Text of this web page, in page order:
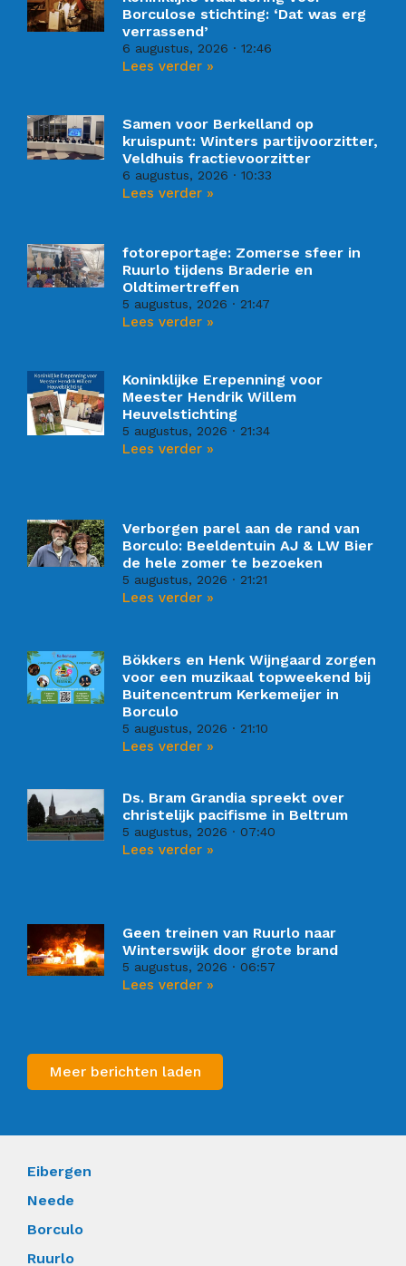
Borculose stichting: ‘Dat was erg
verrassend’
6 augustus, 2026 12:46
Lees verder »
Samen voor Berkelland op
kruispunt: Winters partijvoorzitter,
Veldhuis fractievoorzitter
6 augustus, 2026 10:33
Lees verder »
fotoreportage: Zomerse sfeer in
Ruurlo tijdens Braderie en
Oldtimertreffen
5 augustus, 2026 21:47
Lees verder »
Koninklijke Erepenning voor
Meester Hendrik Willem
Heuvelstichting
5 augustus, 2026 21:34
Lees verder »
Verborgen parel aan de rand van
Borculo: Beeldentuin AJ & LW Bier
de hele zomer te bezoeken
5 augustus, 2026 21:21
Lees verder »
Bökkers en Henk Wijngaard zorgen
voor een muzikaal topweekend bij
Buitencentrum Kerkemeijer in
Borculo
5 augustus, 2026 21:10
Lees verder »
Ds. Bram Grandia spreekt over
christelijk pacifisme in Beltrum
5 augustus, 2026 07:40
Lees verder »
Geen treinen van Ruurlo naar
Winterswijk door grote brand
5 augustus, 2026 06:57
Lees verder »
Meer berichten laden
Eibergen
Neede
Borculo
Ruurlo